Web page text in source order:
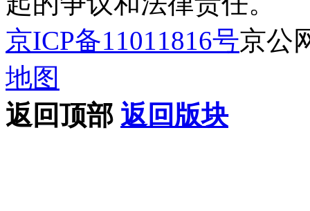
京ICP备11011816号京公
地图
返回顶部 返回版块